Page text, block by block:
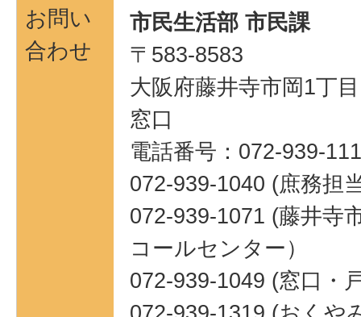
お問い
合わせ
市民生活部 市民課
〒583-8583
大阪府藤井寺市岡1丁
窓口
電話番号：072-939-
072-939-1040 (庶務担
072-939-1071 (藤井寺
コールセンター）
072-939-1049 (窓口・